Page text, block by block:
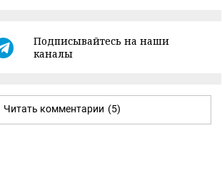
Подписывайтесь на наши
каналы
Читать комментарии (5)